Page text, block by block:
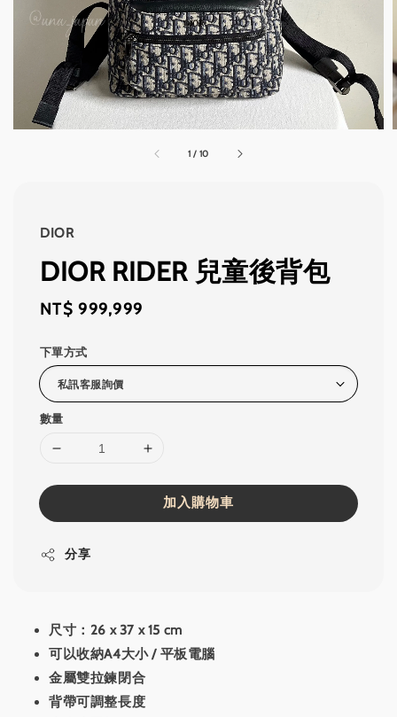
1 / 10
DIOR
DIOR RIDER 兒童後背包
Regular
NT$ 999,999
下單方式
數量
加入購物車
分享
尺寸：26 x 37 x 15 cm
可以收納A4大小 / 平板電腦
金屬雙拉鍊閉合
背帶可調整長度